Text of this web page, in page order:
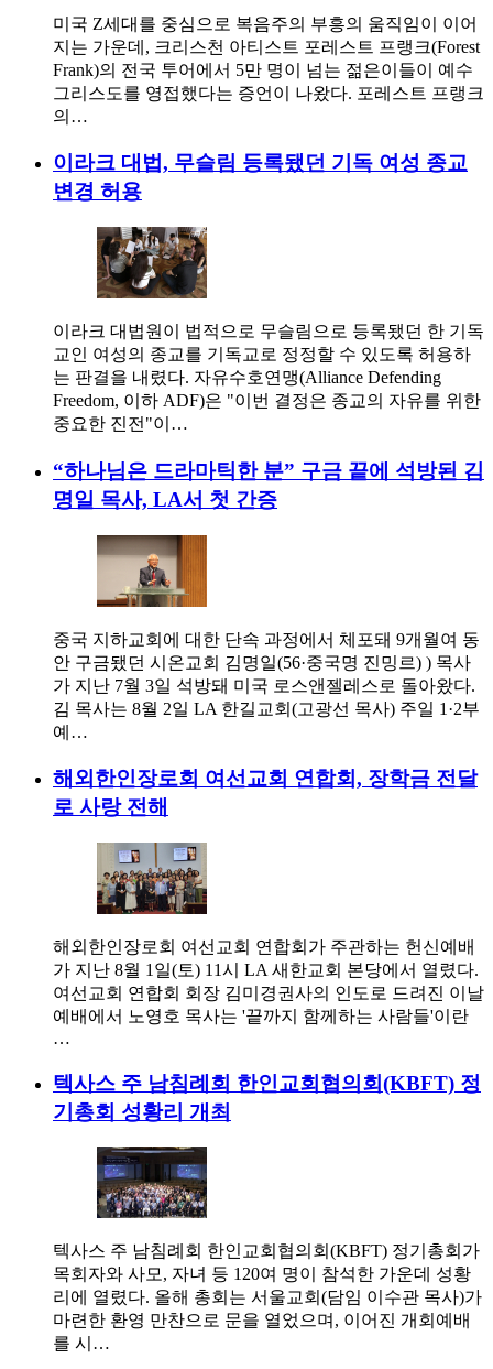
미국 Z세대를 중심으로 복음주의 부흥의 움직임이 이어
지는 가운데, 크리스천 아티스트 포레스트 프랭크(Forest
Frank)의 전국 투어에서 5만 명이 넘는 젊은이들이 예수
그리스도를 영접했다는 증언이 나왔다. 포레스트 프랭크
의…
이라크 대법, 무슬림 등록됐던 기독 여성 종교
변경 허용
이라크 대법원이 법적으로 무슬림으로 등록됐던 한 기독
교인 여성의 종교를 기독교로 정정할 수 있도록 허용하
는 판결을 내렸다. 자유수호연맹(Alliance Defending
Freedom, 이하 ADF)은 "이번 결정은 종교의 자유를 위한
중요한 진전"이…
“하나님은 드라마틱한 분” 구금 끝에 석방된 김
명일 목사, LA서 첫 간증
중국 지하교회에 대한 단속 과정에서 체포돼 9개월여 동
안 구금됐던 시온교회 김명일(56·중국명 진밍르) ) 목사
가 지난 7월 3일 석방돼 미국 로스앤젤레스로 돌아왔다.
김 목사는 8월 2일 LA 한길교회(고광선 목사) 주일 1·2부
예…
해외한인장로회 여선교회 연합회, 장학금 전달
로 사랑 전해
해외한인장로회 여선교회 연합회가 주관하는 헌신예배
가 지난 8월 1일(토) 11시 LA 새한교회 본당에서 열렸다.
여선교회 연합회 회장 김미경권사의 인도로 드려진 이날
예배에서 노영호 목사는 '끝까지 함께하는 사람들'이란
…
텍사스 주 남침례회 한인교회협의회(KBFT) 정
기총회 성황리 개최
텍사스 주 남침례회 한인교회협의회(KBFT) 정기총회가
목회자와 사모, 자녀 등 120여 명이 참석한 가운데 성황
리에 열렸다. 올해 총회는 서울교회(담임 이수관 목사)가
마련한 환영 만찬으로 문을 열었으며, 이어진 개회예배
를 시…